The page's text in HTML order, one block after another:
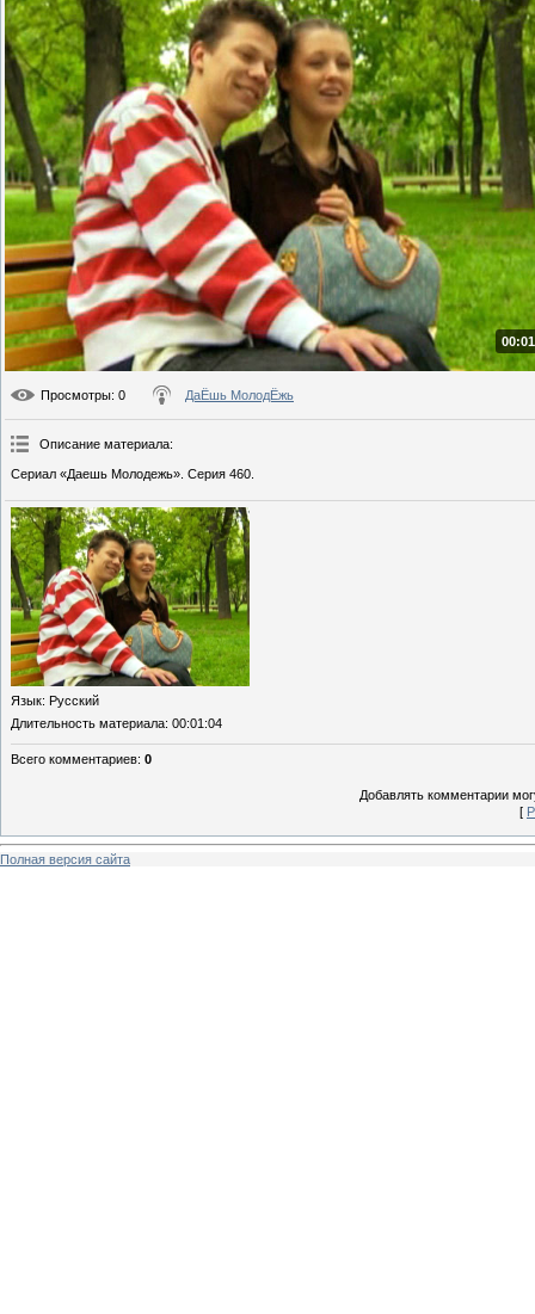
Просмотры: 0 ДаЁшь МолодЁжь
Описание материала:
Сериал «Даешь Молодежь». Серия 460.
Язык: Русский
Длительность материала: 00:01:04
Всего комментариев: 0
Добавлять комментарии
[
Полная версия сайта